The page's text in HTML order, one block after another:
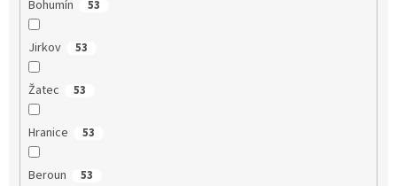
Bohumín 53
Jirkov 53
Žatec 53
Hranice 53
Beroun 53